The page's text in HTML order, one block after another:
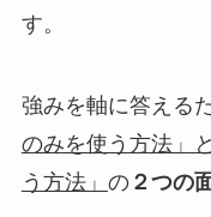
す。
強みを軸に答える
のみを使う方法」
う方法」 の２つの